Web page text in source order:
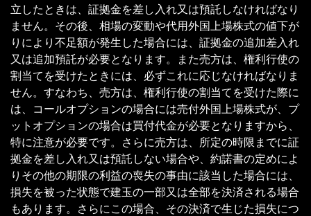
立したときは、証拠金を差し入れ又は預託しなければなり
ません。その後、相場の変動や代用外国上場株式の値下が
りにより不足額が発生した場合には、証拠金の追加差入れ
又は追加預託が必要となります。また売方は、権利行使の
割当てを受けたときには、必ずこれに応じなければなりま
せん。すなわち、売方は、権利行使の割当てを受けた際に
は、コールオプションの場合には売付外国上場株式が、プ
ットオプションの場合は買付代金が必要となりますから、
特に注意が必要です。さらに売方は、所定の時限までに証
拠金を差し入れ又は預託しない場合や、約諾書の定めによ
りその他の期限の利益の喪失の事由に該当した場合には、
損失を被った状態で建玉の一部又は全部を決済される場合
もあります。さらにこの場合、その決済で生じた損失につ